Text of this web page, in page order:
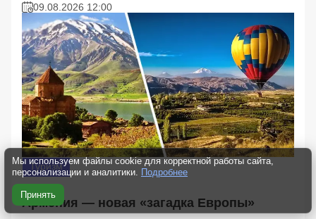
09.08.2026 12:00
Туризм
Армения — новая «загадка Европы»
Мы используем файлы cookie для корректной работы сайта,
персонализации и аналитики. Подробнее
Принять